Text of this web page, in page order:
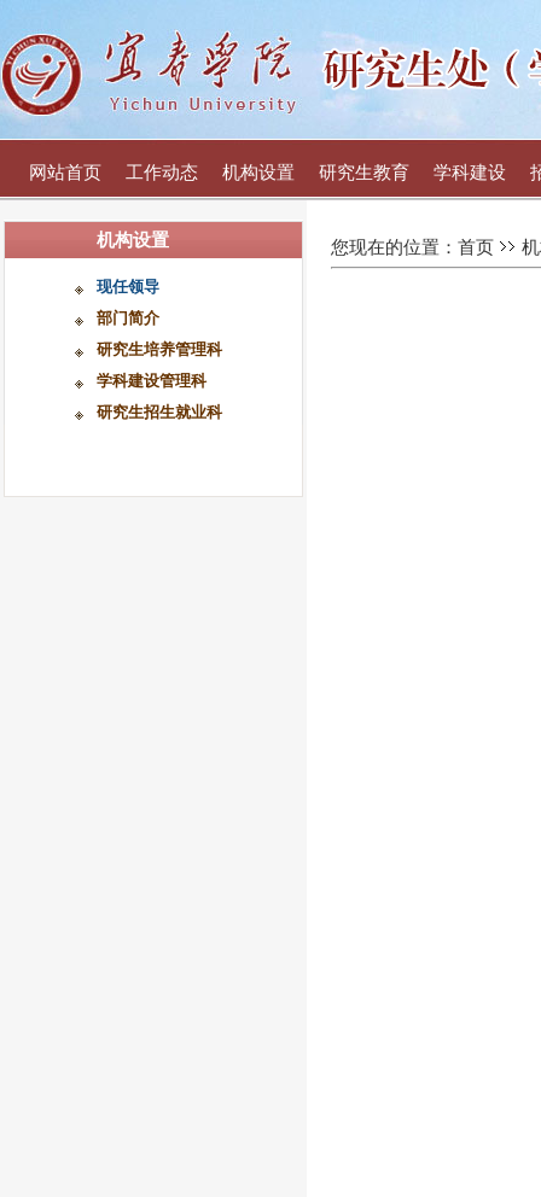
网站首页 工作动态 机构设置 研究生教育 学科建设
机构设置
现任领导
部门简介
研究生培养管理科
学科建设管理科
研究生招生就业科
您现在的位置： 首页